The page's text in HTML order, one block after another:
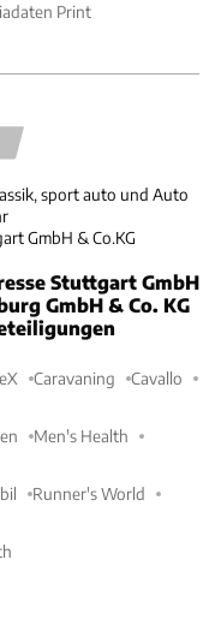
Print
sport auto und Auto
GmbH & Co.KG
Stuttgart GmbH
GmbH & Co. KG
Caravaning Cavallo
Men's Health
Runner's World